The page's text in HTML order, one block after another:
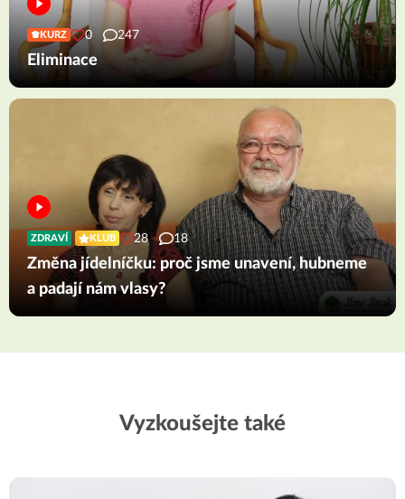
KURZ 0 247
Eliminace
ZDRAVÍ KLUB 28 18
Změna jídelníčku: proč jsme unavení, hubneme
a padají nám vlasy?
Vyzkoušejte také